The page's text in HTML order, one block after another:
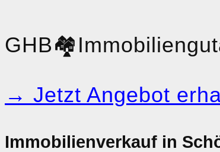
GHB🏘️
→ Jetzt Angebot
Immobilienverkauf in